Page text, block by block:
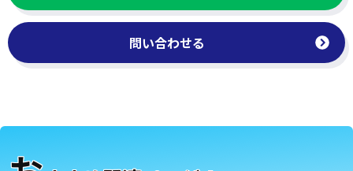
問い合わせる